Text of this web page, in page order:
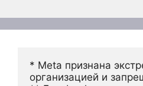
* Meta признана
организацией и